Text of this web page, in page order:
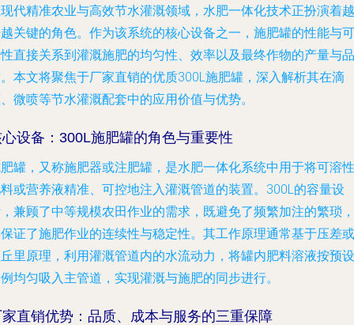
代精准农业与高效节水灌溉领域，水肥一体化技术正扮演着越
关键的角色。作为该系统的核心设备之一，施肥罐的性能与可
直接关系到灌溉施肥的均匀性、效率以及最终作物的产量与品
本文将聚焦于厂家直销的优质300L施肥罐，深入解析其在滴
微喷等节水灌溉配套中的应用价值与优势。
设备：300L施肥罐的角色与重要性
罐，又称施肥器或注肥罐，是水肥一体化系统中用于将可溶性
或营养液精准、可控地注入灌溉管道的装置。300L的容量设
兼顾了中等规模农田作业的需求，既避免了频繁加注的繁琐，
证了施肥作业的连续性与稳定性。其工作原理通常基于压差或
里原理，利用灌溉管道内的水流动力，将罐内肥料溶液按预设
均匀吸入主管道，实现灌溉与施肥的同步进行。
直销优势：品质、成本与服务的三重保障